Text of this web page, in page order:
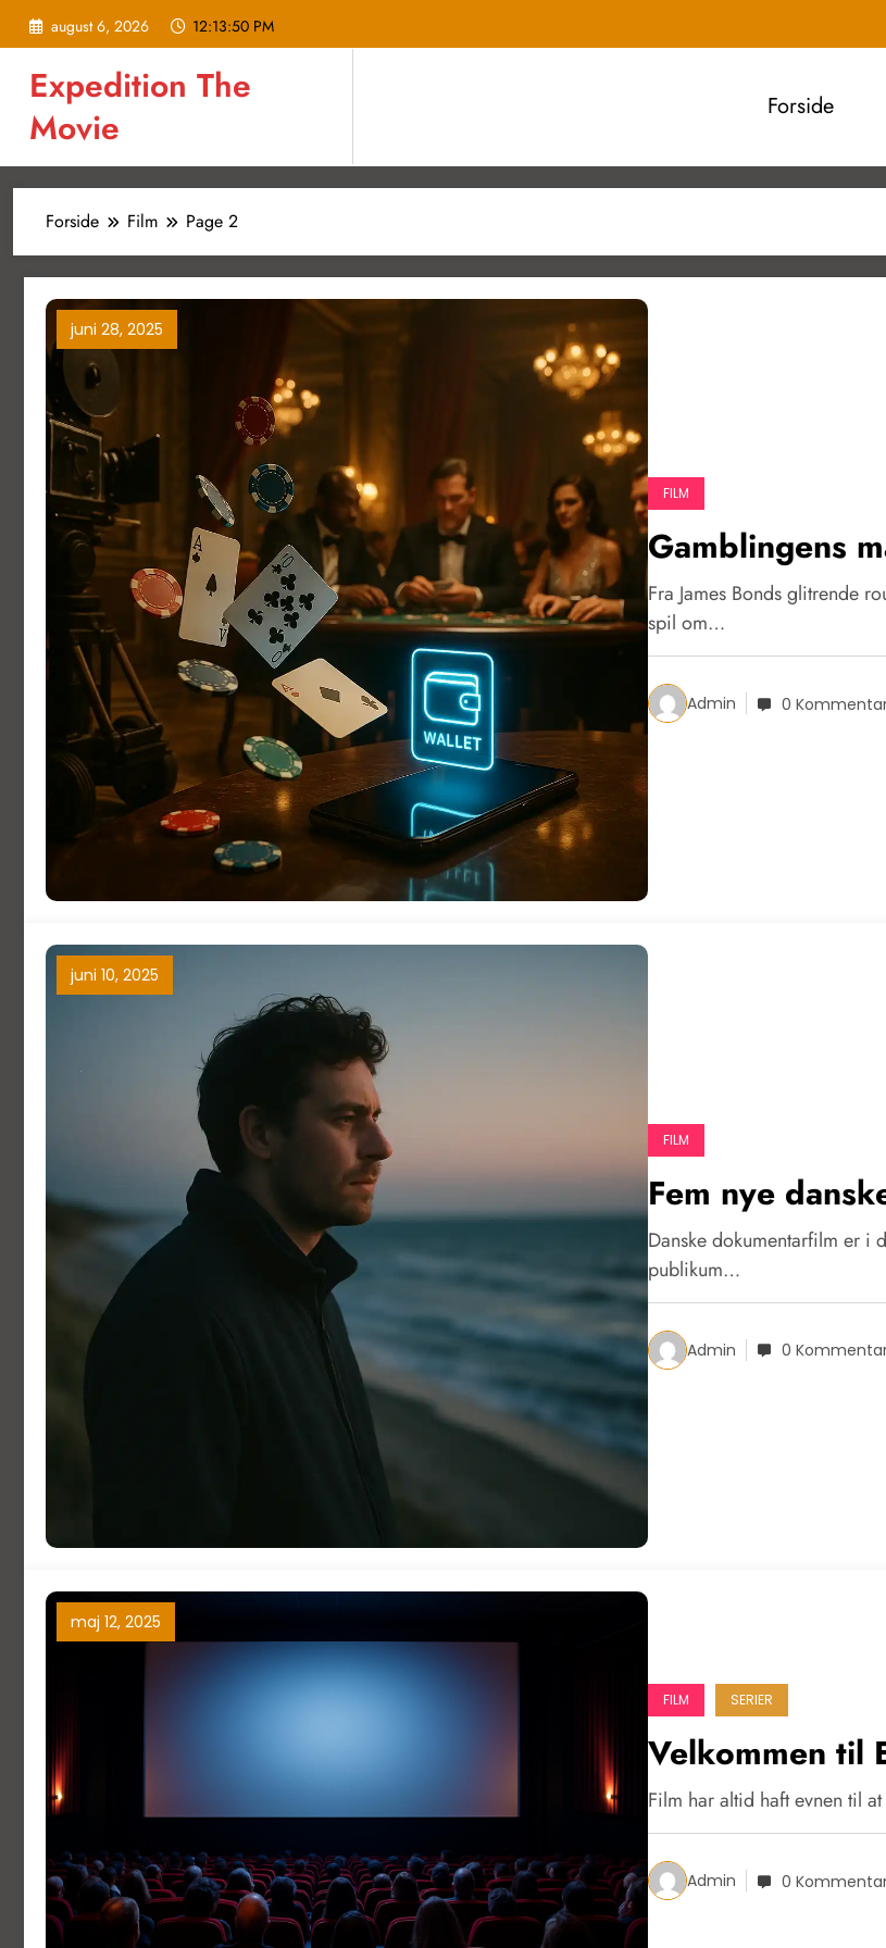
Videre
august 6, 2026 12:13:51 PM
Expedition The
Movie
Forside
Forside Film Page 2
juni 28, 2025
FILM
Gamblingens
Fra James Bonds glitrende
spil om…
Admin 0
juni 10, 2025
FILM
Fem nye
Danske dokumentarfilm er i
publikum…
Admin 0
maj 12, 2025
FILM SERIER
Velkommen til
Film har altid haft evnen til
Admin 0